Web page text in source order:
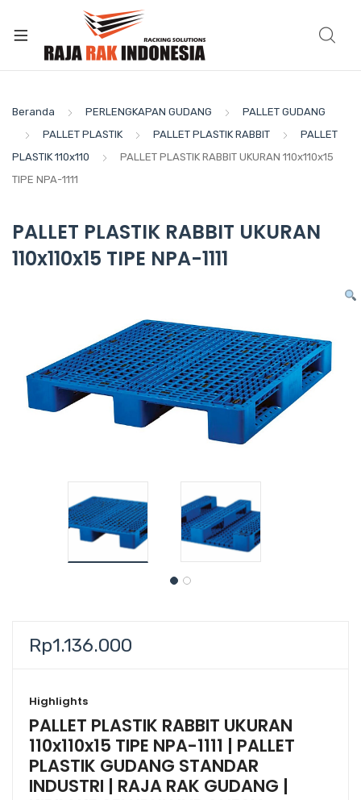
Beranda PERLENGKAPAN GUDANG
PALLET GUDANG
PALLET PLASTIK
PALLET PLASTIK RABBIT
PALLET
PLASTIK 110x110
PALLET PLASTIK RABBIT UKURAN 110x110x15
TIPE NPA-1111
PALLET PLASTIK RABBIT UKURAN
110x110x15 TIPE NPA-1111
Rp1.136.000
Highlights
PALLET PLASTIK RABBIT UKURAN
110x110x15 TIPE NPA-1111 | PALLET
PLASTIK GUDANG STANDAR
INDUSTRI | RAJA RAK GUDANG |